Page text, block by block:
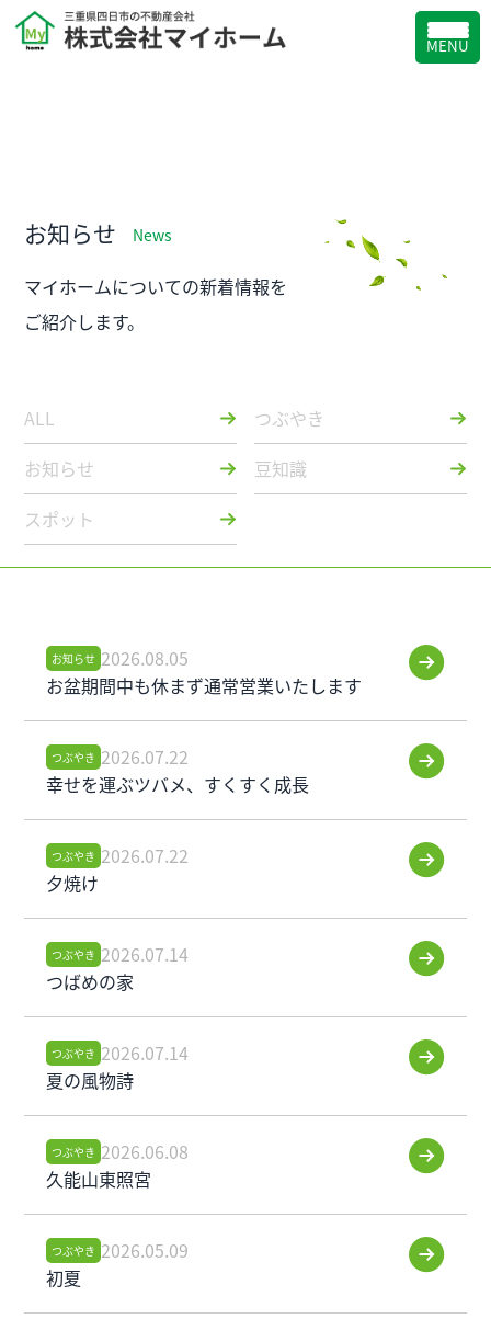
MENU
お知らせ News
マイホームについての新着情報を
ご紹介します。
ALL
つぶやき
お知らせ
豆知識
スポット
お知らせ 2026.08.05
お盆期間中も休まず通常営業いたします
つぶやき 2026.07.22
幸せを運ぶツバメ、すくすく成長
つぶやき 2026.07.22
夕焼け
つぶやき 2026.07.14
つばめの家
つぶやき 2026.07.14
夏の風物詩
つぶやき 2026.06.08
久能山東照宮
つぶやき 2026.05.09
初夏